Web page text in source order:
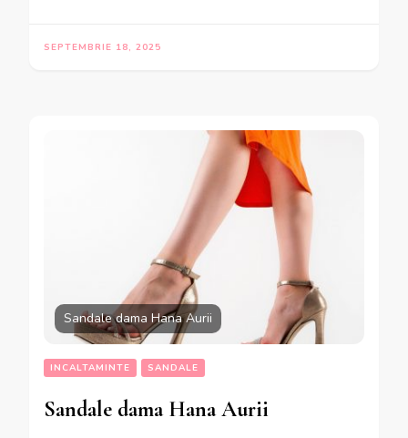
SEPTEMBRIE 18, 2025
Sandale dama Hana Aurii
INCALTAMINTE SANDALE
Sandale dama Hana Aurii